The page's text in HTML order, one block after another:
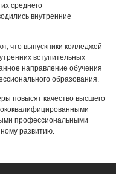
среднего
внутренние
что выпускники колледжей
вступительных
направление обучения
образования.
повысят качество высшего
профессиональными
развитию.